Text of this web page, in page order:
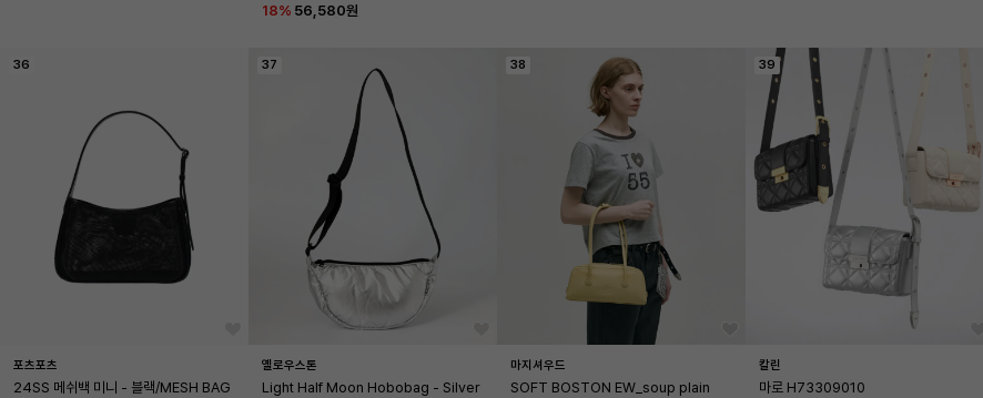
18% 56,580원
36
포츠포츠
24SS 메쉬백 미니 - 블랙/MESH BAG
37
옐로우스톤
Light Half Moon Hobobag - Silver
38
마지셔우드
SOFT BOSTON EW_soup plain
39
칼린
마로 H73309010